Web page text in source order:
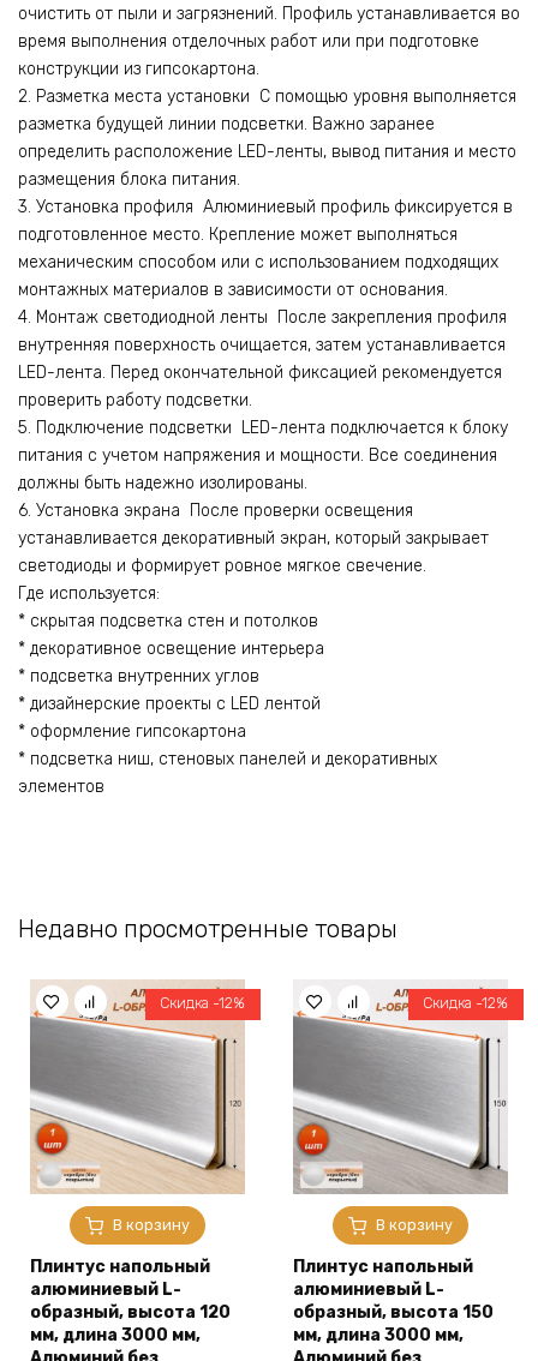
очистить от пыли и загрязнений. Профиль устанавливается во
время выполнения отделочных работ или при подготовке
конструкции из гипсокартона.
2. Разметка места установки С помощью уровня выполняется
разметка будущей линии подсветки. Важно заранее
определить расположение LED-ленты, вывод питания и место
размещения блока питания.
3. Установка профиля Алюминиевый профиль фиксируется в
подготовленное место. Крепление может выполняться
механическим способом или с использованием подходящих
монтажных материалов в зависимости от основания.
4. Монтаж светодиодной ленты После закрепления профиля
внутренняя поверхность очищается, затем устанавливается
LED-лента. Перед окончательной фиксацией рекомендуется
проверить работу подсветки.
5. Подключение подсветки LED-лента подключается к блоку
питания с учетом напряжения и мощности. Все соединения
должны быть надежно изолированы.
6. Установка экрана После проверки освещения
устанавливается декоративный экран, который закрывает
светодиоды и формирует ровное мягкое свечение.
Где используется:
* скрытая подсветка стен и потолков
* декоративное освещение интерьера
* подсветка внутренних углов
* дизайнерские проекты с LED лентой
* оформление гипсокартона
* подсветка ниш, стеновых панелей и декоративных
элементов
Недавно просмотренные товары
В корзину
Скидка -12%
Плинтус напольный
алюминиевый L-
образный, высота 120
мм, длина 3000 мм,
В корзину
Скидка -12%
Плинтус напольный
алюминиевый L-
образный, высота 150
мм, длина 3000 мм,